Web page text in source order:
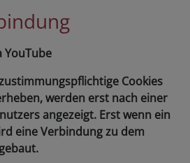
YouTube
Cookies
werden erst nach einer
angezeigt. Erst wenn ein
eine Verbindung zu dem